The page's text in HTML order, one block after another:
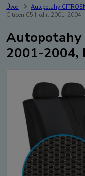
Úvod Autopotahy
Citroen C5 I, od r. 2001-
Autopotahy
2001-2004,